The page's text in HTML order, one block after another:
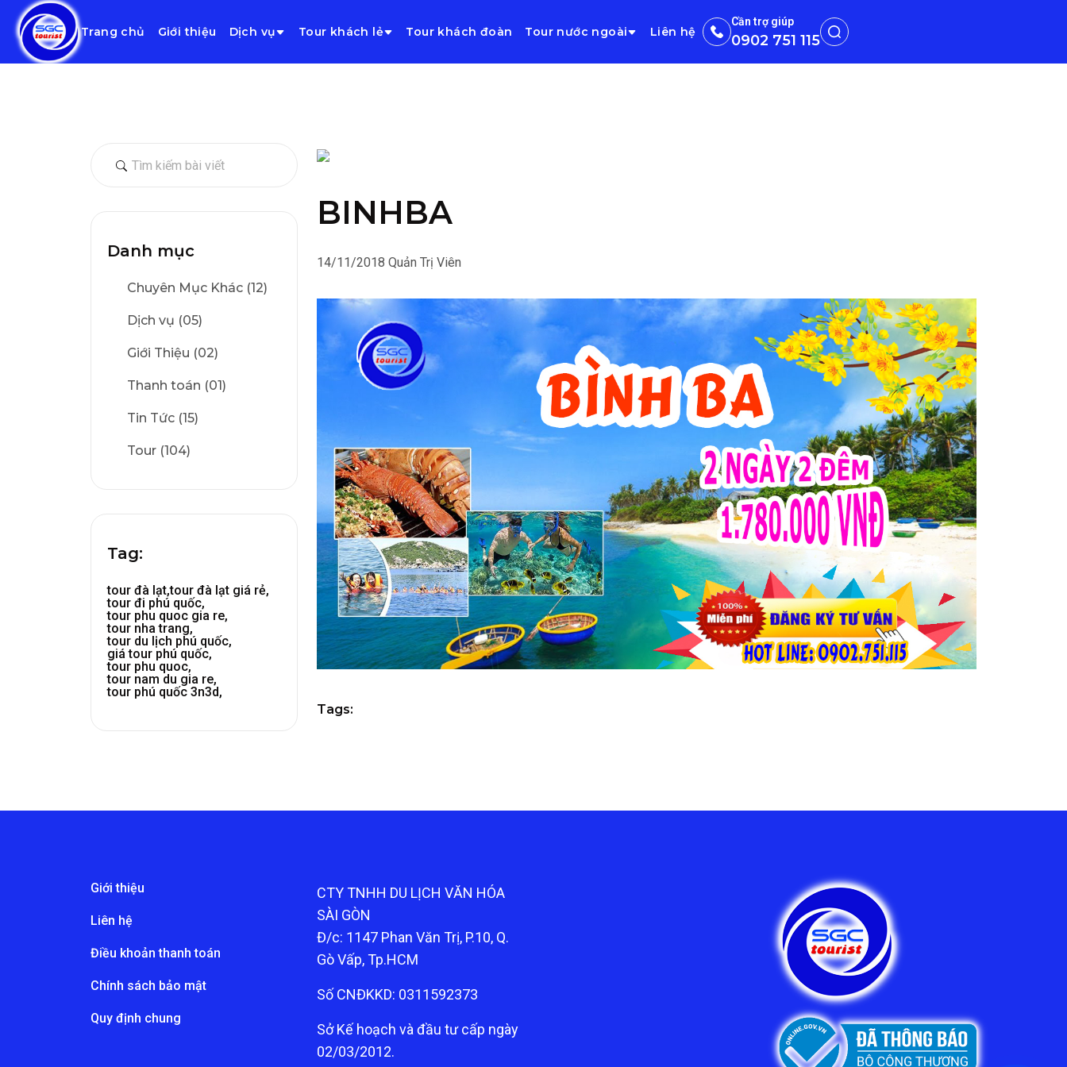
Trang chủ Giới thiệu Dịch vụ Tour khách lẻ Tour khách đoàn Tour nước ngoài Liên hệ
Cần trợ giúp
0902 751 115
Danh mục
Chuyên Mục Khác (12)
Dịch vụ (05)
Giới Thiệu (02)
Thanh toán (01)
Tin Tức (15)
Tour (104)
Tag:
tour đà lạt,tour đà lạt giá rẻ,
tour đi phú quốc,
tour phu quoc gia re,
tour nha trang,
tour du lịch phú quốc,
giá tour phú quốc,
tour phu quoc,
tour nam du gia re,
tour phú quốc 3n3d,
BINHBA
14/11/2018 Quản Trị Viên
Tags:
Giới thiệu
Liên hệ
Điều khoản thanh toán
Chính sách bảo mật
Quy định chung
CTY TNHH DU LỊCH VĂN HÓA
SÀI GÒN
Đ/c: 1147 Phan Văn Trị, P.10, Q.
Gò Vấp, Tp.HCM
Số CNĐKKD: 0311592373
Sở Kế hoạch và đầu tư cấp ngày
02/03/2012.